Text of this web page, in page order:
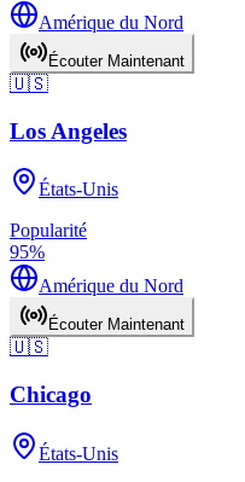
Amérique du Nord
Écouter Maintenant
🇺🇸
Los Angeles
États-Unis
Popularité
95%
Amérique du Nord
Écouter Maintenant
🇺🇸
Chicago
États-Unis